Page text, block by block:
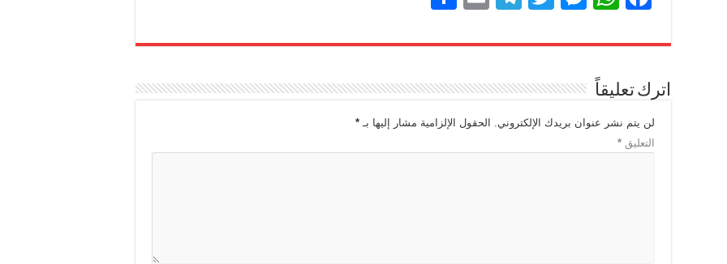
c
e
b
o
o
at
A
p
p
ss
n
g
er
tt
e
a
m
ail
ar
اترك تعليقاً
لن يتم نشر عنوان بريدك الإلكتروني. الحقول الإلزامية مشار إليها بـ *
التعليق *